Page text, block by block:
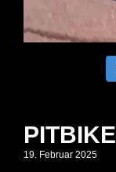
19. Februar 2025